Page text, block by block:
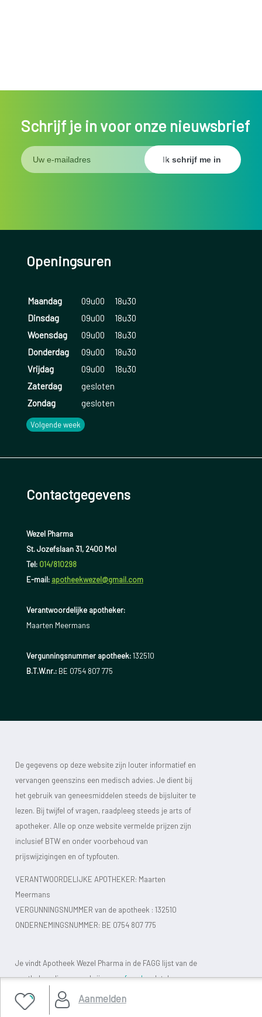
Aanmelden
Schrijf je in voor onze nieuwsbrief
Openingsuren
Maandag 09u00
18u30
Dinsdag
09u00
18u30
Woensdag
09u00
18u30
Donderdag
09u00
18u30
Vrijdag
09u00
18u30
Zaterdag
gesloten
Zondag
gesloten
Volgende week
Contactgegevens
Wezel Pharma
St. Jozefslaan 31, 2400 Mol
Tel: 014/810298
E-mail: apotheekwezel@gmail.com
Verantwoordelijke apotheker:
Maarten Meermans
Vergunningsnummer apotheek:132510
B.T.W.nr.:BE 0754 807 775
De gegevens op deze website zijn louter informatief en
vervangen geenszins een medisch advies. Je dient bij
het gebruik van geneesmiddelen steeds de bijsluiter te
lezen. Bij twijfel of vragen, raadpleeg steeds je arts of
apotheker. Alle op onze website vermelde prijzen zijn
inclusief BTW en onder voorbehoud van
prijswijzigingen en of typfouten.
VERANTWOORDELIJKE APOTHEKER: Maarten
Meermans
VERGUNNINGSNUMMER van de apotheek : 132510
ONDERNEMINGSNUMMER: BE 0754 807 775
Je vindt Apotheek Wezel Pharma in de FAGG lijst van de
apotheken die vergund zijn.www.fagg.be, dat de
wettelijkheid van de Belgische (online) apotheken moet
controleren.